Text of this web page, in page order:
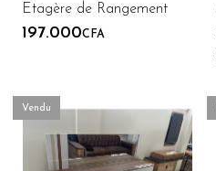
Etagère de Rangement
197.000CFA
Vendu